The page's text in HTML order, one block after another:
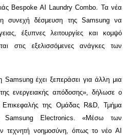
Bespoke AI Laundry Combo. Τα νέα
συνεχή δέσμευση της Samsung να
έξυπνες λειτουργίες και κομψό
στις εξελισσόμενες ανάγκες των
έχει ξεπεράσει για άλλη μια
ενεργειακής απόδοσης», δήλωσε ο
Επικεφαλής της Ομάδας R&D, Τμήμα
Samsung Electronics. «Μέσω των
τεχνητή νοημοσύνη, όπως το νέο AI